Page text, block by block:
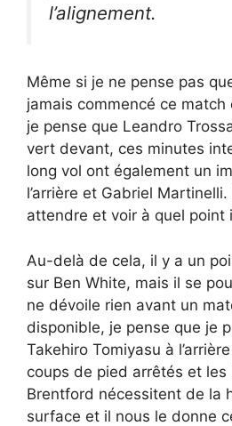
l’alignement.
Même si je ne pense pas
jamais commencé ce
je pense que Leandro
vert devant, ces minutes
long vol ont également un
l’arrière et Gabriel
attendre et voir à quel point
Au-delà de cela, il y a un
sur Ben White, mais il se
ne dévoile rien avant un
disponible, je pense que je
Takehiro Tomiyasu à
coups de pied arrêtés et les
Brentford nécessitent de la
surface et il nous le donne